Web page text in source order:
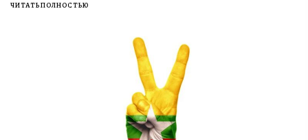
ЧИТАТЬ ПОЛНОСТЬЮ